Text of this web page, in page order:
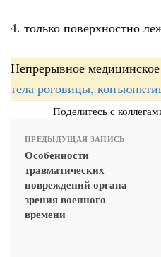
4. только поверхностно
Непрерывное медицинское
тела роговицы,
Поделитесь с
ПРЕДЫДУЩАЯ ЗАПИСЬ
Особенности
травматических
повреждений органа
зрения военного
времени